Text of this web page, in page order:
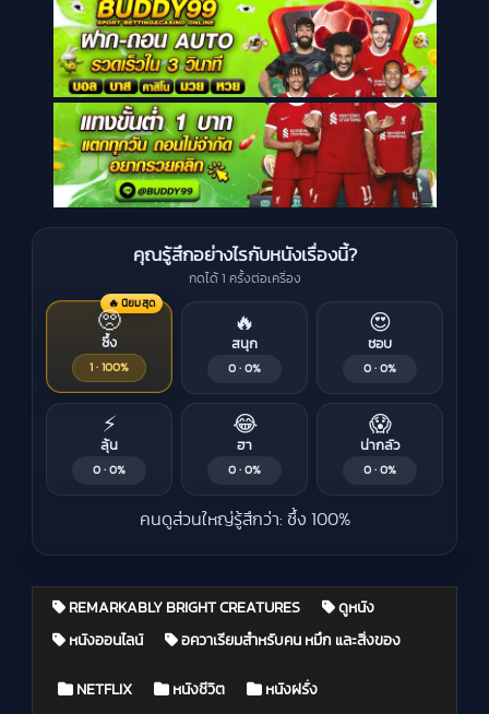
คุณรู้สึกอย่างไรกับหนังเรื่องนี้?
กดได้ 1 ครั้งต่อเครื่อง
🔥 นิยมสุด
🥺
ซึ้ง
1 · 100%
🔥
สนุก
0 · 0%
😍
ชอบ
0 · 0%
⚡
ลุ้น
0 · 0%
😂
ฮา
0 · 0%
😱
น่ากลัว
0 · 0%
คนดูส่วนใหญ่รู้สึกว่า: ซึ้ง 100%
REMARKABLY BRIGHT CREATURES ดูหนัง
หนังออนไลน์ อควาเรียมสำหรับคน หมึก และสิ่งของ
Posted in
NETFLIX หนังชีวิต หนังฝรั่ง